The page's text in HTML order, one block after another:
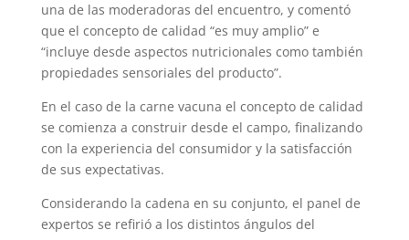
una de las moderadoras del encuentro, y comentó
que el concepto de calidad “es muy amplio” e
“incluye desde aspectos nutricionales como también
propiedades sensoriales del producto”.
En el caso de la carne vacuna el concepto de calidad
se comienza a construir desde el campo, finalizando
con la experiencia del consumidor y la satisfacción
de sus expectativas.
Considerando la cadena en su conjunto, el panel de
expertos se refirió a los distintos ángulos del